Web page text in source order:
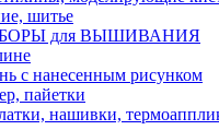
шитье
для ВЫШИВАНИЯ
с нанесенным рисунком
пайетки
нашивки,